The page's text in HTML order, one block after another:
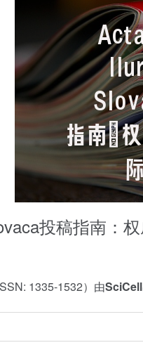
投稿指南：
ISSN: 1335-1532）由SciCell